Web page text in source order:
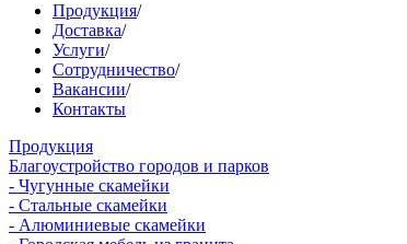
Продукция/
Доставка/
Услуги/
Сотрудничество/
Вакансии/
Контакты
Продукция
Благоустройство городов и парков
- Чугунные скамейки
- Стальные скамейки
- Алюминиевые скамейки